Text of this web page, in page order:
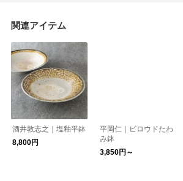
関連アイテム
酒井敦志之｜塩釉平鉢
8,800円
平岡仁｜ビロウドたわ
み鉢
3,850円～